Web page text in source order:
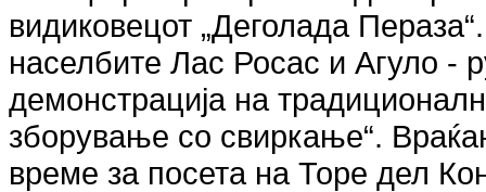
видиковецот „Деголада
населбите Лас Росас и Агуло -
демонстрација на
зборување со свиркање“.
време за посета на Торе дел